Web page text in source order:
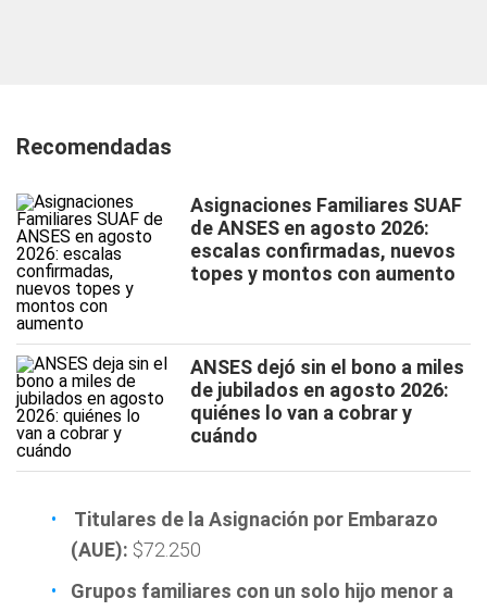
Recomendadas
Asignaciones Familiares SUAF
de ANSES en agosto 2026:
escalas confirmadas, nuevos
topes y montos con aumento
ANSES dejó sin el bono a miles
de jubilados en agosto 2026:
quiénes lo van a cobrar y
cuándo
Titulares de la Asignación por Embarazo
(AUE): $72.250
Grupos familiares con un solo hijo menor a